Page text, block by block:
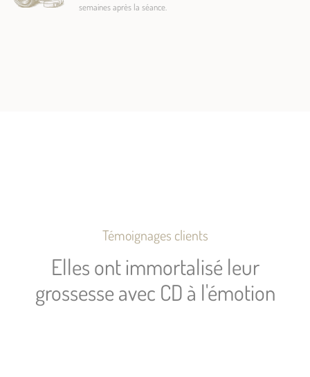
semaines après la séance.
Témoignages clients
Elles ont immortalisé leur
grossesse avec CD à l'émotion